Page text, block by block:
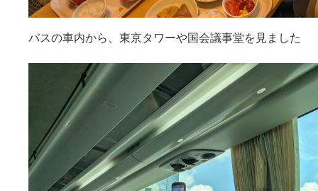
バスの車内から、東京タワーや国会議事堂を見ました